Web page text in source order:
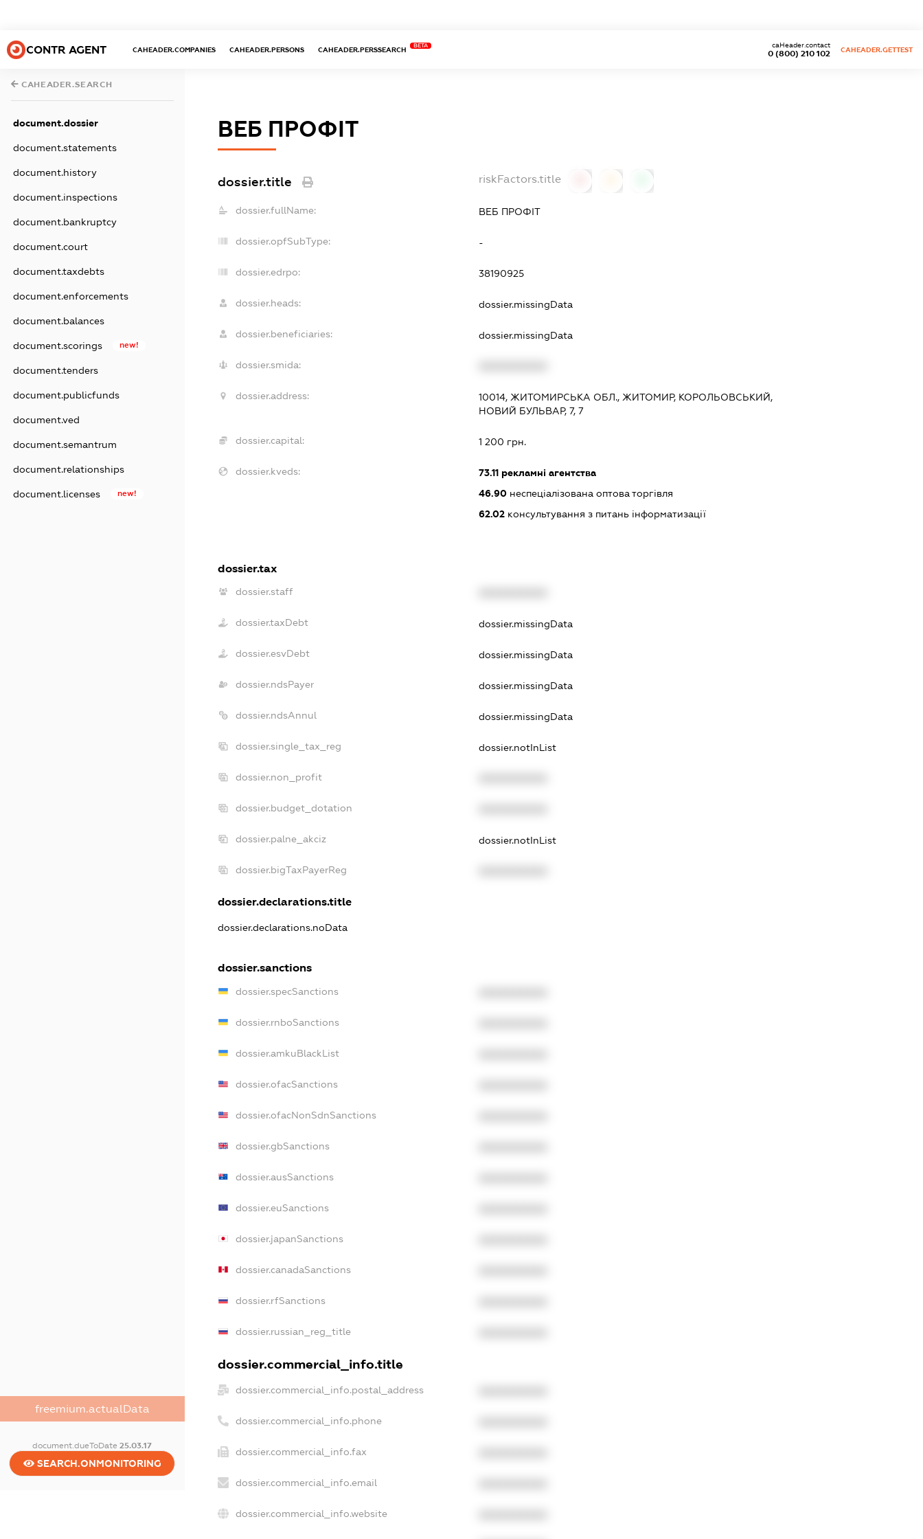
CONTR AGENT CAHEADER.COMPANIES CAHEADER.PERSONS CAHEADER.PERSSEARCH
BETA
0 (800) 210 102
caHeader.contact
CAHEADER.GETTEST
CAHEADER.SEARCH
document.dossier
document.statements
document.history
document.inspections
document.bankruptcy
document.court
document.taxdebts
document.enforcements
document.balances
document.scorings new!
document.tenders
document.publicfunds
document.ved
document.semantrum
document.relationships
document.licenses new!
freemium.actualData
document.dueToDate25.03.17
SEARCH.ONMONITORING
ВЕБ ПРОФІТ
dossier.title riskFactors.title
dossier.fullName: ВЕБ ПРОФІТ
dossier.opfSubType: -
dossier.edrpo: 38190925
dossier.heads: dossier.missingData
dossier.beneficiaries: dossier.missingData
dossier.smida:
dossier.address:
10014, ЖИТОМИРСЬКА ОБЛ., ЖИТОМИР, КОРОЛЬОВСЬКИЙ,
НОВИЙ БУЛЬВАР, 7, 7
dossier.capital: 1 200 грн.
dossier.kveds: 73.11 рекламні агентства
46.90 неспеціалізована оптова торгівля
62.02 консультування з питань інформатизації
dossier.tax
dossier.staff
dossier.taxDebt dossier.missingData
dossier.esvDebt dossier.missingData
dossier.ndsPayer dossier.missingData
dossier.ndsAnnul dossier.missingData
dossier.single_tax_reg dossier.notInList
dossier.non_profit
dossier.budget_dotation
dossier.palne_akciz dossier.notInList
dossier.bigTaxPayerReg
dossier.declarations.title
dossier.declarations.noData
dossier.sanctions
dossier.specSanctions
dossier.rnboSanctions
dossier.amkuBlackList
dossier.ofacSanctions
dossier.ofacNonSdnSanctions
dossier.gbSanctions
dossier.ausSanctions
dossier.euSanctions
dossier.japanSanctions
dossier.canadaSanctions
dossier.rfSanctions
dossier.russian_reg_title
dossier.commercial_info.title
dossier.commercial_info.postal_address
dossier.commercial_info.phone
dossier.commercial_info.fax
dossier.commercial_info.email
dossier.commercial_info.website